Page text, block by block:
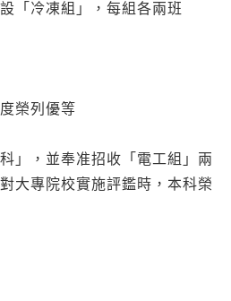
「冷凍組」，每組各兩班
榮列優等
」，並奉准招收「電工組」兩
大專院校實施評鑑時，本科榮